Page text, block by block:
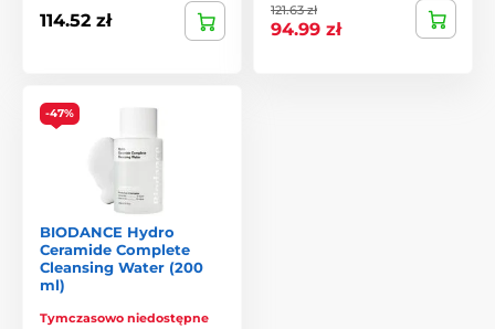
114.52 zł
121.63 zł
94.99 zł
-47%
BIODANCE Hydro
Ceramide Complete
Cleansing Water (200
ml)
Tymczasowo niedostępne